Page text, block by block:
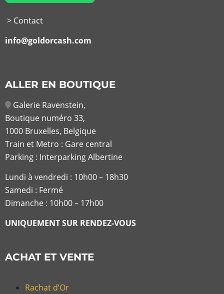
> Contact
info@goldorcash.com
ALLER EN BOUTIQUE
Galerie Ravenstein,
Boutique numéro 33,
1000 Bruxelles, Belgique
Train et Metro : Gare central
Parking : Interparking Albertine
Lundi à vendredi : 10h00 – 18h30
Samedi : Fermé
Dimanche : 10h00 – 17h00
UNIQUEMENT SUR RENDEZ-VOUS
ACHAT ET VENTE
Rachat d’Or